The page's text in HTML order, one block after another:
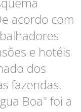
acordo com
e hotéis
dos
fazendas.
Boa" foi a